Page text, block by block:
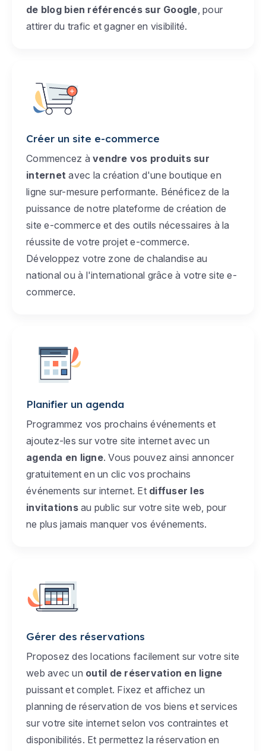
de blog bien référencés sur Google , pour
attirer du trafic et gagner en visibilité.
Créer un site e-commerce
Commencez à vendre vos produits sur
internet avec la création d'une boutique en
ligne sur-mesure performante. Bénéficez de la
puissance de notre plateforme de création de
site e-commerce et des outils nécessaires à la
réussite de votre projet e-commerce.
Développez votre zone de chalandise au
national ou à l'international grâce à votre site e-
commerce.
Planifier un agenda
Programmez vos prochains événements et
ajoutez-les sur votre site internet avec un
agenda en ligne. Vous pouvez ainsi annoncer
gratuitement en un clic vos prochains
événements sur internet. Et diffuser les
invitationsau public sur votre site web, pour
ne plus jamais manquer vos événements.
Gérer des réservations
Proposez des locations facilement sur votre site
web avec un outil de réservation en ligne
puissant et complet. Fixez et affichez un
planning de réservation de vos biens et services
sur votre site internet selon vos contraintes et
disponibilités. Et permettez la réservation en